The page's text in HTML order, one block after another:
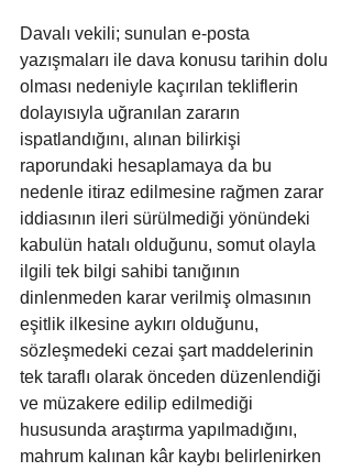
Davalı vekili; sunulan e-posta
yazışmaları ile dava konusu tarihin dolu
olması nedeniyle kaçırılan tekliflerin
dolayısıyla uğranılan zararın
ispatlandığını, alınan bilirkişi
raporundaki hesaplamaya da bu
nedenle itiraz edilmesine rağmen zarar
iddiasının ileri sürülmediği yönündeki
kabulün hatalı olduğunu, somut olayla
ilgili tek bilgi sahibi tanığının
dinlenmeden karar verilmiş olmasının
eşitlik ilkesine aykırı olduğunu,
sözleşmedeki cezai şart maddelerinin
tek taraflı olarak önceden düzenlendiği
ve müzakere edilip edilmediği
hususunda araştırma yapılmadığını,
mahrum kalınan kâr kaybı belirlenirken